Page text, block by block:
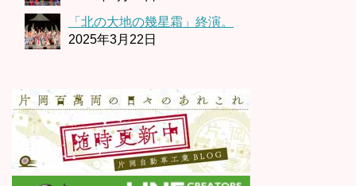
「北の大地の幾星霜」終演。
2025年3月22日